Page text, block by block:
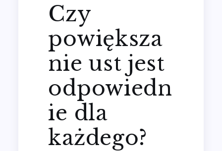
Czy
powiększa
nie ust jest
odpowiedn
ie dla
każdego?